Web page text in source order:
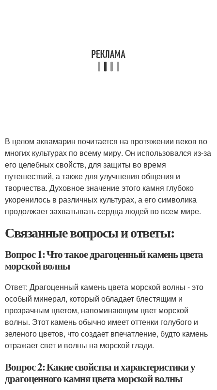
В целом аквамарин почитается на протяжении веков во
многих культурах по всему миру. Он использовался из-за
его целебных свойств, для защиты во время
путешествий, а также для улучшения общения и
творчества. Духовное значение этого камня глубоко
укоренилось в различных культурах, а его символика
продолжает захватывать сердца людей во всем мире.
Связанные вопросы и ответы:
Вопрос 1: Что такое драгоценный камень цвета
морской волны
Ответ: Драгоценный камень цвета морской волны - это
особый минерал, который обладает блестящим и
прозрачным цветом, напоминающим цвет морской
волны. Этот камень обычно имеет оттенки голубого и
зеленого цветов, что создает впечатление, будто камень
отражает свет и волны на морской глади.
Вопрос 2: Какие свойства и характеристики у
драгоценного камня цвета морской волны